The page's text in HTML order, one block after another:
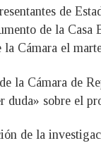
de
de la
la Cámara el
la Cámara de
duda» sobre el
de la